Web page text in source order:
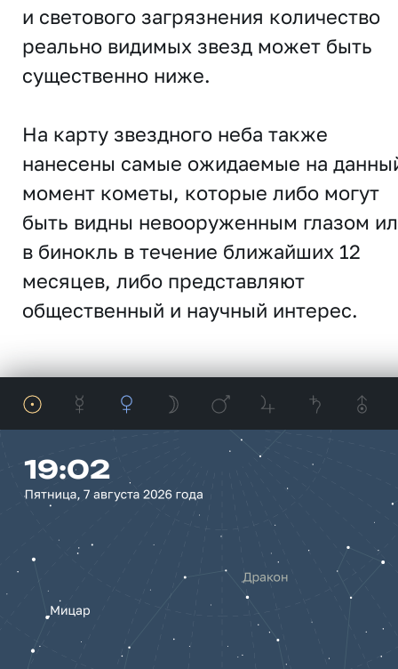
и светового загрязнения количество
реально видимых звезд может быть
существенно ниже.
На карту звездного неба также
нанесены самые ожидаемые на
момент кометы, которые либо могут
быть видны невооруженным глазом
в бинокль в течение ближайших 12
месяцев, либо представляют
общественный и научный интерес.